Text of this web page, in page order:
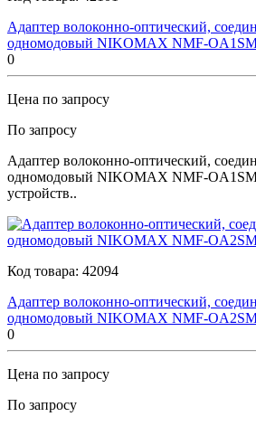
Адаптер волоконно-оптический,
одномодовый NIKOMAX NMF-
0
Цена по запросу
По запросу
Адаптер волоконно-оптический,
одномодовый NIKOMAX NMF-
устройств..
Код товара: 42094
Адаптер волоконно-оптический,
одномодовый NIKOMAX NMF-
0
Цена по запросу
По запросу